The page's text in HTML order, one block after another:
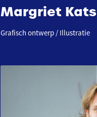
Margriet Kats
Grafisch ontwerp / Illustratie